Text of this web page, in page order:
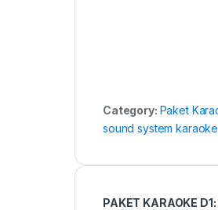
Category: Paket
sound system karaoke
PAKET KARAOKE